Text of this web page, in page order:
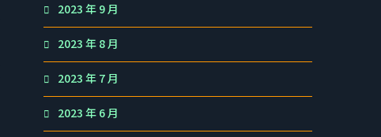
2023 年 9 月
2023 年 8 月
2023 年 7 月
2023 年 6 月